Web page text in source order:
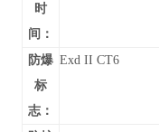
时
间：
防爆
标
志：
Exd II CT6